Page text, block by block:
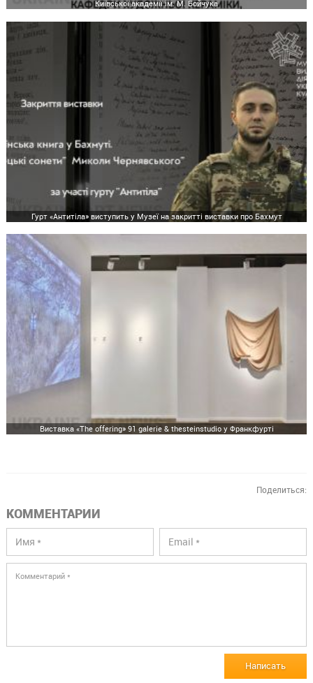
Київської академії ім. М. Бойчука
Гурт «Антитіла» виступить у Музеї на закритті виставки про Бахмут
Виставка «The offering» 91 galerie & thesteinstudio у Франкфурті
Поделиться:
КОММЕНТАРИИ
Написать